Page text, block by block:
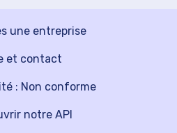
une entreprise
notre API
et contact
: Non conforme